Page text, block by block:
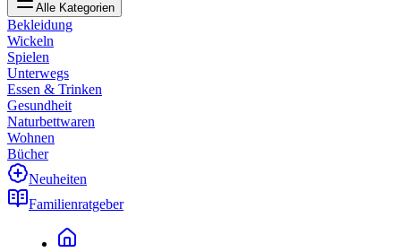
Alle Kategorien
Bekleidung
Wickeln
Spielen
Unterwegs
Essen & Trinken
Gesundheit
Naturbettwaren
Wohnen
Bücher
Neuheiten
Familienratgeber